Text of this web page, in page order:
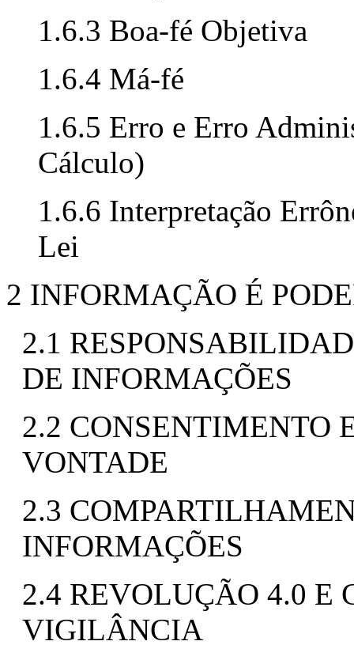
1.6.3 Boa-fé Objetiva
1.6.4 Má-fé
1.6.5 Erro e Erro
Cálculo)
1.6.6 Interpretação
Lei
2 INFORMAÇÃO É
2.1
DE INFORMAÇÕES
2.2 CONSENTIMENTO
VONTADE
2.3
INFORMAÇÕES
2.4 REVOLUÇÃO 4.0 E
VIGILÂNCIA